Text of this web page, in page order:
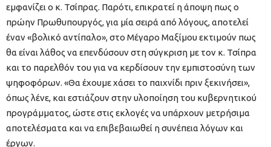
εμφανίζει ο κ. Τσίπρας. Παρότι, επικρατεί η άποψη πως ο
πρώην Πρωθυπουργός, για μία σειρά από λόγους, αποτελεί
έναν «βολικό αντίπαλο», στο Μέγαρο Μαξίμου εκτιμούν πως
θα είναι λάθος να επενδύσουν στη σύγκριση με τον κ. Τσίπρα
και το παρελθόν του για να κερδίσουν την εμπιστοσύνη των
ψηφοφόρων. «Θα έχουμε χάσει το παιχνίδι πριν ξεκινήσει»,
όπως λένε, και εστιάζουν στην υλοποίηση του κυβερνητικού
προγράμματος, ώστε στις εκλογές να υπάρχουν μετρήσιμα
αποτελέσματα και να επιβεβαιωθεί η συνέπεια λόγων και
έργων.